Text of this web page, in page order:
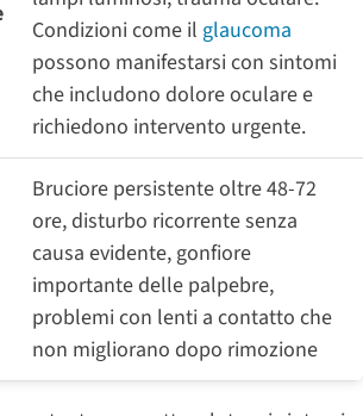
Condizioni come il glaucoma
possono manifestarsi con sintomi
che includono dolore oculare e
richiedono intervento urgente.
Bruciore persistente oltre 48-72
ore, disturbo ricorrente senza
causa evidente, gonfiore
importante delle palpebre,
problemi con lenti a contatto che
non migliorano dopo rimozione